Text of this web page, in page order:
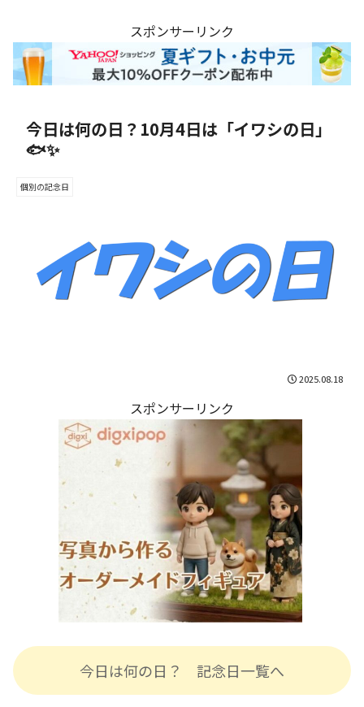
スポンサーリンク
今日は何の日？10月4日は「イワシの日」
🐟✨
個別の記念日
2025.08.18
スポンサーリンク
今日は何の日？ 記念日一覧へ